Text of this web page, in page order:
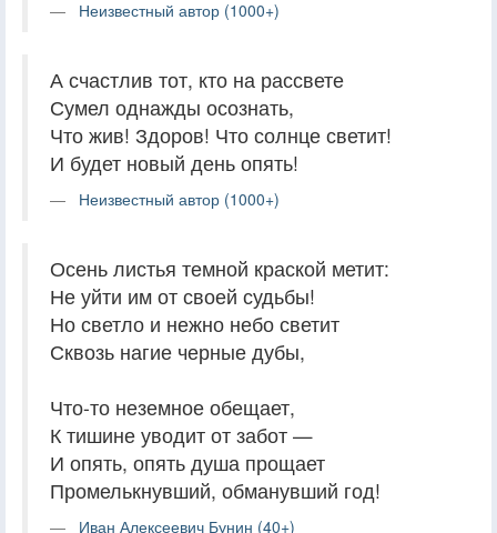
Неизвестный автор (1000+)
А счастлив тот, кто на рассвете
Сумел однажды осознать,
Что жив! Здоров! Что солнце светит!
И будет новый день опять!
Неизвестный автор (1000+)
Осень листья темной краской метит:
Не уйти им от своей судьбы!
Но светло и нежно небо светит
Сквозь нагие черные дубы,
Что-то неземное обещает,
К тишине уводит от забот —
И опять, опять душа прощает
Промелькнувший, обманувший год!
Иван Алексеевич Бунин (40+)